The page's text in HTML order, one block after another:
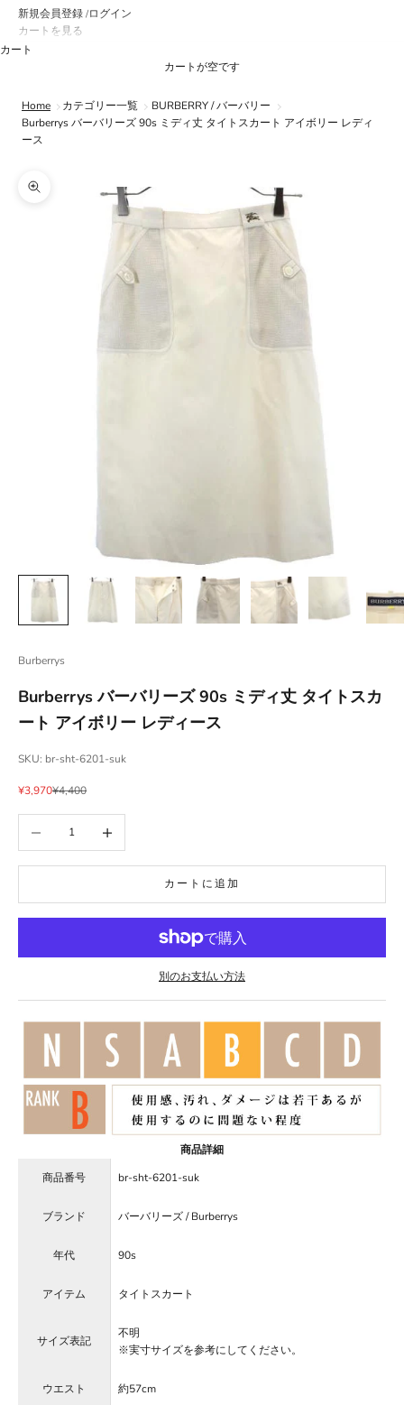
新規会員登録 /ログイン
カートを見る
カート
カートが空です
Home カテゴリー一覧
BURBERRY / バーバリー
Burberrys バーバリーズ 90s ミディ丈 タイトスカート アイボリー レディ
ース
ズームイン
Burberrys
Burberrys バーバリーズ 90s ミディ丈 タイトスカ
ート アイボリー レディース
SKU: br-sht-6201-suk
セール価格
¥3,970通常価格
¥4,400
カートに追加
別のお支払い方法
商品詳細
商品番号
br-sht-6201-suk
ブランド バーバリーズ / Burberrys
年代 90s
アイテム タイトスカート
サイズ表記
不明
※実寸サイズを参考にしてください。
ウエスト 約57cm